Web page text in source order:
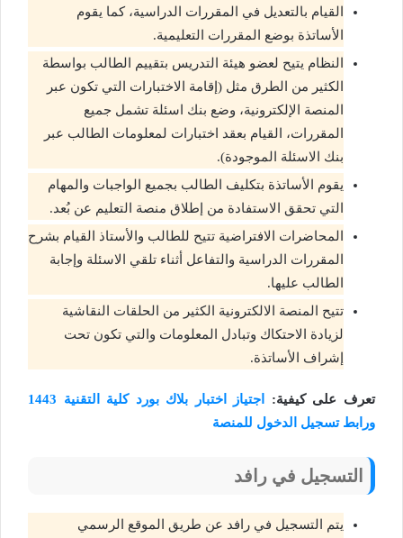
القيام بالتعديل في المقررات الدراسية، كما يقوم
الأساتذة بوضع المقررات التعليمية.
النظام يتيح لعضو هيئة التدريس بتقييم الطالب بواسطة
الكثير من الطرق مثل (إقامة الاختبارات التي تكون عبر
المنصة الإلكترونية، وضع بنك اسئلة تشمل جميع
المقررات، القيام بعقد اختبارات لمعلومات الطالب عبر
بنك الاسئلة الموجودة).
يقوم الأساتذة بتكليف الطالب بجميع الواجبات والمهام
التي تحقق الاستفادة من إطلاق منصة التعليم عن بُعد.
المحاضرات الافتراضية تتيح للطالب والأستاذ القيام بشرح
المقررات الدراسية والتفاعل أثناء تلقي الاسئلة وإجابة
الطالب عليها.
تتيح المنصة الالكترونية الكثير من الحلقات النقاشية
لزيادة الاحتكاك وتبادل المعلومات والتي تكون تحت
إشراف الأساتذة.
تعرف على كيفية:
اجتياز اختبار بلاك بورد كلية التقنية 1443
ورابط تسجيل الدخول للمنصة
التسجيل في رافد
يتم التسجيل في رافد عن طريق الموقع الرسمي